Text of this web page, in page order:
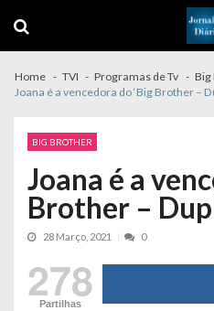
navigation
content
Home TVI Programas de Tv
Big
Joana é a vencedora do ‘Big Brother –
BIG BROTHER
Joana é a
Brother –
28 Março, 2021 0
278
Partilhas